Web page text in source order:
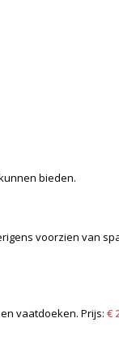
bieden.
voorzien van
vaatdoeken. Prijs: €